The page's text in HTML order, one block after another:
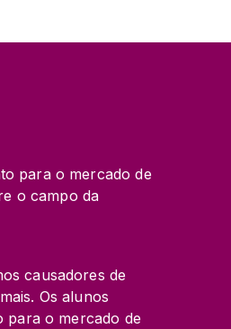
para o mercado de
o campo da
causadores de
Os alunos
para o mercado de